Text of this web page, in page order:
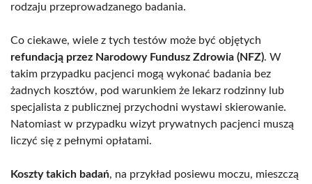
rodzaju przeprowadzanego badania.
Co ciekawe, wiele z tych testów może być objętych
refundacją przez Narodowy Fundusz Zdrowia (NFZ). W
takim przypadku pacjenci mogą wykonać badania bez
żadnych kosztów, pod warunkiem że lekarz rodzinny lub
specjalista z publicznej przychodni wystawi skierowanie.
Natomiast w przypadku wizyt prywatnych pacjenci muszą
liczyć się z pełnymi opłatami.
Koszty takich badań, na przykład posiewu moczu, mieszczą